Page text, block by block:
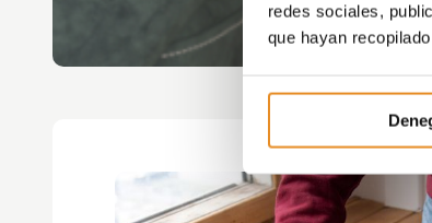
redes sociales,
que hayan